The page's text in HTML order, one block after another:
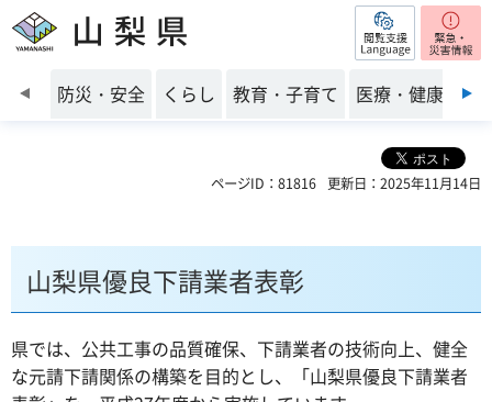
山梨県 閲覧支援
前のスライドを表示
防災・安全 くらし 教育・子育て 医療・健康・福
ページID：81816 更新日：2025年11月14日
山梨県優良下請業者表彰
県では、公共工事の品質確保、下請業者の技術向上、健全
な元請下請関係の構築を目的とし、「山梨県優良下請業者